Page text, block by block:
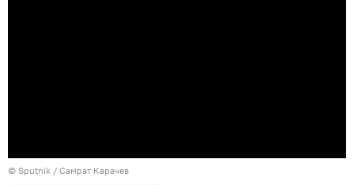
© Sputnik / Самрат Карачев